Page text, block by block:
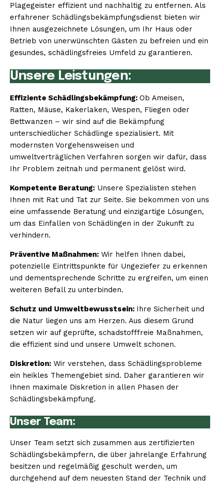
Plagegeister effizient und nachhaltig zu entfernen. Als
erfahrener Schädlingsbekämpfungsdienst bieten wir
Ihnen ausgezeichnete Lösungen, um Ihr Haus oder
Betrieb von unerwünschten Gästen zu befreien und ein
gesundes, schädlingsfreies Umfeld zu garantieren.
Unsere Leistungen:
Effiziente Schädlingsbekämpfung: Ob Ameisen,
Ratten, Mäuse, Kakerlaken, Wespen, Fliegen oder
Bettwanzen – wir sind auf die Bekämpfung
unterschiedlicher Schädlinge spezialisiert. Mit
modernsten Vorgehensweisen und
umweltverträglichen Verfahren sorgen wir dafür, dass
Ihr Problem zeitnah und permanent gelöst wird.
Kompetente Beratung: Unsere Spezialisten stehen
Ihnen mit Rat und Tat zur Seite. Sie bekommen von uns
eine umfassende Beratung und einzigartige Lösungen,
um das Einfallen von Schädlingen in der Zukunft zu
verhindern.
Präventive Maßnahmen: Wir helfen Ihnen dabei,
potenzielle Eintrittspunkte für Ungeziefer zu erkennen
und dementsprechende Schritte zu ergreifen, um einen
weiteren Befall zu unterbinden.
Schutz und Umweltbewusstsein: Ihre Sicherheit und
die Natur liegen uns am Herzen. Aus diesem Grund
setzen wir auf geprüfte, schadstofffreie Maßnahmen,
die effizient sind und unsere Umwelt schonen.
Diskretion: Wir verstehen, dass Schädlingsprobleme
ein heikles Themengebiet sind. Daher garantieren wir
Ihnen maximale Diskretion in allen Phasen der
Schädlingsbekämpfung.
Unser Team:
Unser Team setzt sich zusammen aus zertifizierten
Schädlingsbekämpfern, die über jahrelange Erfahrung
besitzen und regelmäßig geschult werden, um
durchgehend auf dem neuesten Stand der Technik und